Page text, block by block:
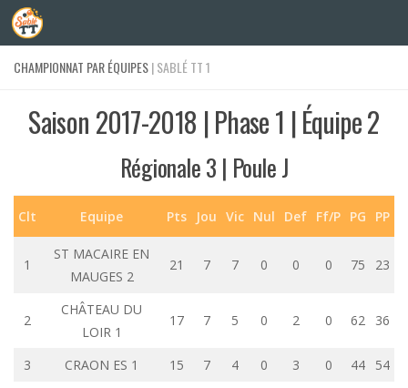
Skip to content
CHAMPIONNAT PAR ÉQUIPES| SABLÉ TT 1
Saison 2017-2018 | Phase 1 | Équipe 2
Régionale 3 | Poule J
Clt Equipe Pts Jou Vic Nul Def Ff/P PG PP
1
ST MACAIRE EN
MAUGES 2
21 7 7 0 0 0 75 23
2
CHÂTEAU DU
LOIR 1
17 7 5 0 2 0 62 36
3 CRAON ES 1 15 7 4 0 3 0 44 54